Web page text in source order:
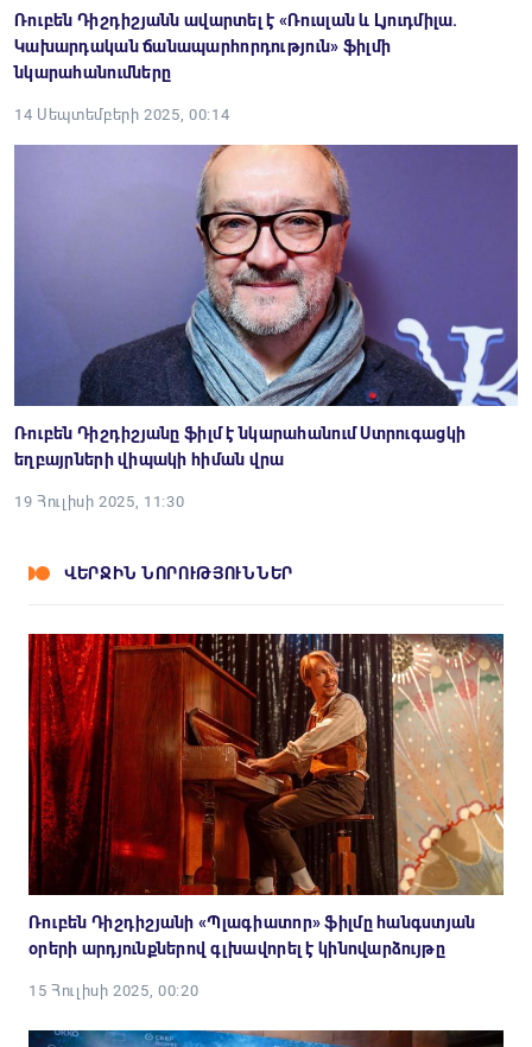
Ռուբեն Դիշդիշյանն ավարտել է «Ռուսլան և Լյուդմիլա.
Կախարդական ճանապարհորդություն» ֆիլմի
նկարահանումները
14 Սեպտեմբերի 2025, 00:14
Ռուբեն Դիշդիշյանը ֆիլմ է նկարահանում Ստրուգացկի
եղբայրների վիպակի հիման վրա
19 Հուլիսի 2025, 11:30
ՎԵՐՋԻՆ ՆՈՐՈՒԹՅՈՒՆՆԵՐ
Ռուբեն Դիշդիշյանի «Պլագիատոր» ֆիլմը հանգստյան
օրերի արդյունքներով գլխավորել է կինովարձույթը
15 Հուլիսի 2025, 00:20